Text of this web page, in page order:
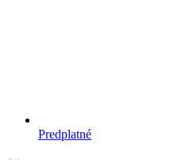
Predplatné